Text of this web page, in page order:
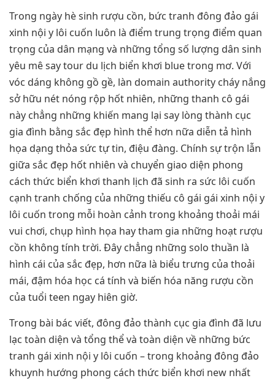
Trong ngày hè sinh rượu cồn, bức tranh đông đảo gái
xinh nội y lôi cuốn luôn là điểm trung trọng điểm quan
trọng của dân mạng và những tổng số lượng dân sinh
yêu mê say tour du lịch biển khơi blue trong mơ. Với
vóc dáng không gồ gề, làn domain authority cháy nắng
sở hữu nét nóng rộp hốt nhiên, những thanh cô gái
này chẳng những khiến mang lại say lòng thành cục
gia đình bằng sắc đẹp hình thể hơn nữa diễn tả hình
họa dạng thỏa sức tự tin, điệu đàng. Chính sự trộn lẫn
giữa sắc đẹp hốt nhiên và chuyển giao diện phong
cách thức biển khơi thanh lịch đã sinh ra sức lôi cuốn
cạnh tranh chống của những thiếu cô gái gái xinh nội y
lôi cuốn trong mỗi hoàn cảnh trong khoảng thoải mái
vui chơi, chụp hình họa hay tham gia những hoạt rượu
cồn không tính trời. Đây chẳng những solo thuần là
hình cái của sắc đẹp, hơn nữa là biểu trưng của thoải
mái, đậm hóa học cá tính và biến hóa năng rượu cồn
của tuổi teen ngay hiên giờ.
Trong bài bác viết, đông đảo thành cục gia đình đã lưu
lạc toàn diện và tổng thể và toàn diện về những bức
tranh gái xinh nội y lôi cuốn – trong khoảng đông đảo
khuynh hướng phong cách thức biển khơi new nhất